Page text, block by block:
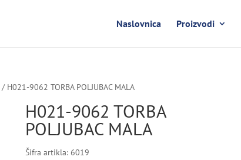
Naslovnica Proizvodi
/ H021-9062 TORBA POLJUBAC MALA
H021-9062 TORBA
POLJUBAC MALA
Šifra artikla: 6019